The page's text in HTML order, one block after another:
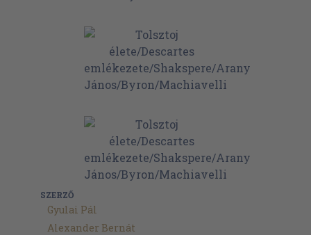
SZERZŐ
Gyulai Pál
Alexander Bernát